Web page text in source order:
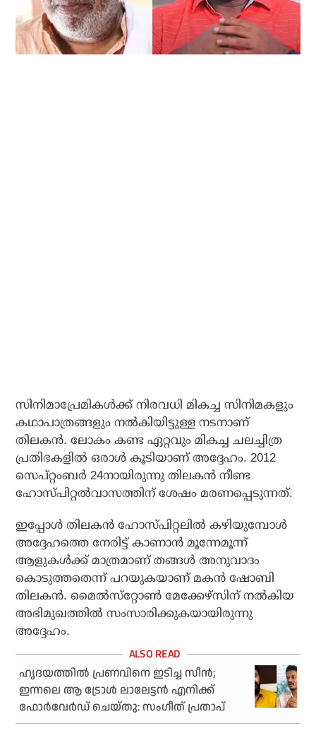
സിനിമാപ്രേമികള്‍ക്ക് നിരവധി മികച്ച സിനിമകളും
കഥാപാത്രങ്ങളും നല്‍കിയിട്ടുള്ള നടനാണ്
തിലകന്‍. ലോകം കണ്ട ഏറ്റവും മികച്ച ചലച്ചിത്ര
പ്രതിഭകളില്‍ ഒരാള്‍ കൂടിയാണ് അദ്ദേഹം. 2012
സെപ്റ്റംബര്‍ 24നായിരുന്നു തിലകന്‍ നീണ്ട
ഹോസ്പിറ്റല്‍വാസത്തിന് ശേഷം മരണപ്പെടുന്നത്.
ഇപ്പോള്‍ തിലകന്‍ ഹോസ്പിറ്റലില്‍ കഴിയുമ്പോള്‍
അദ്ദേഹത്തെ നേരിട്ട് കാണാന്‍ മൂന്നേമൂന്ന്
ആളുകള്‍ക്ക് മാത്രമാണ് തങ്ങള്‍ അനുവാദം
കൊടുത്തതെന്ന് പറയുകയാണ് മകന്‍ ഷോബി
തിലകന്‍. മൈല്‍സ്‌റ്റോണ്‍ മേക്കേഴ്‌സിന് നല്‍കിയ
അഭിമുഖത്തില്‍ സംസാരിക്കുകയായിരുന്നു
അദ്ദേഹം.
ഹൃദയത്തില്‍ പ്രണവിനെ ഇടിച്ച സീന്‍;
ഇന്നലെ ആ ട്രോള്‍ ലാലേട്ടന്‍ എനിക്ക്
ഫോര്‍വേര്‍ഡ് ചെയ്തു: സംഗീത് പ്രതാപ്